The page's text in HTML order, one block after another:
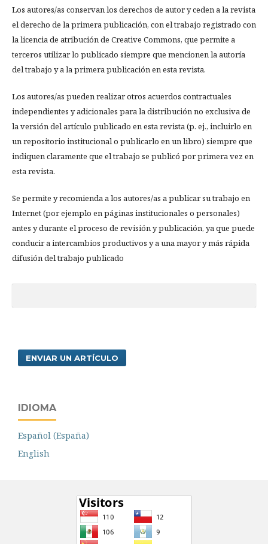
Los autores/as conservan los derechos de autor y ceden a la revista
el derecho de la primera publicación, con el trabajo registrado con
la licencia de atribución de Creative Commons, que permite a
terceros utilizar lo publicado siempre que mencionen la autoría
del trabajo y a la primera publicación en esta revista.
Los autores/as pueden realizar otros acuerdos contractuales
independientes y adicionales para la distribución no exclusiva de
la versión del artículo publicado en esta revista (p. ej., incluirlo en
un repositorio institucional o publicarlo en un libro) siempre que
indiquen claramente que el trabajo se publicó por primera vez en
esta revista.
Se permite y recomienda a los autores/as a publicar su trabajo en
Internet (por ejemplo en páginas institucionales o personales)
antes y durante el proceso de revisión y publicación, ya que puede
conducir a intercambios productivos y a una mayor y más rápida
difusión del trabajo publicado
ENVIAR UN ARTÍCULO
IDIOMA
Español (España)
English